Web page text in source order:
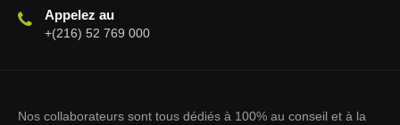
Appelez au
+(216) 52 769 000
Nos collaborateurs sont tous dédiés à 100% au conseil et à la